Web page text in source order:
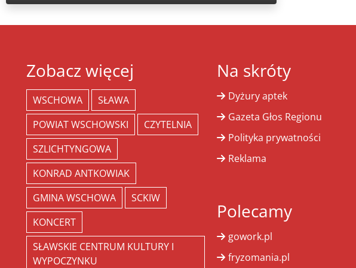
Zobacz więcej
WSCHOWA
SŁAWA
POWIAT WSCHOWSKI
CZYTELNIA
SZLICHTYNGOWA
KONRAD ANTKOWIAK
GMINA WSCHOWA
SCKIW
KONCERT
SŁAWSKIE CENTRUM KULTURY I
WYPOCZYNKU
Na skróty
Dyżury aptek
Gazeta Głos Regionu
Polityka prywatności
Reklama
Polecamy
gowork.pl
fryzomania.pl